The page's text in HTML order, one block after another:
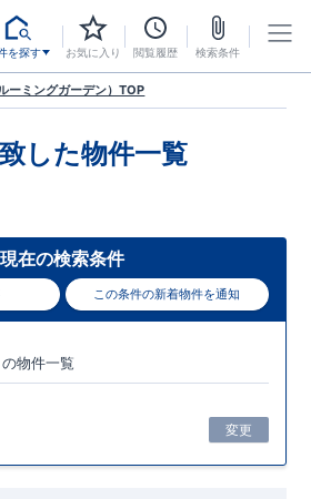
を探す お気に入り 閲覧履歴 検索条件
ーミングガーデン）TOP
した物件一覧
現在の検索条件
この条件の新着物件を通知
の物件一覧
変更